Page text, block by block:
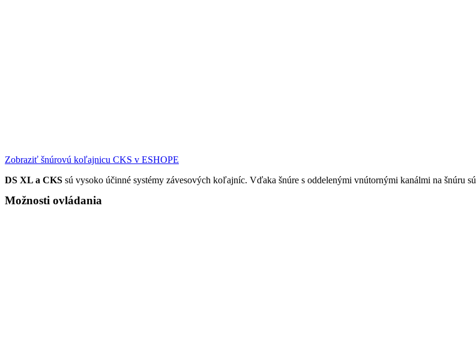
Zobraziť šnúrovú koľajnicu CKS v ESHOPE
DS XL a CKS sú vysoko účinné systémy závesových koľajníc. Vďaka šnúre s oddelenými vnútornými kanálmi na šnúru sú
Možnosti ovládania